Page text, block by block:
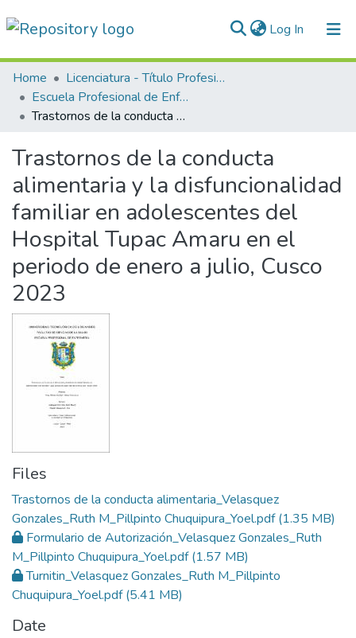
Log In (current)
Communities & Collections
All of DSpace
Normativas
Home
Licenciatura - Título Profesional
Escuela Profesional de Enfermería
Trastornos de la conducta alimentaria y la disfuncionalidad familiar en adolescentes del Hospital Tupac Amaru en el periodo de enero a julio, Cusco 2023
Trastornos de la conducta
alimentaria y la disfuncionalidad
familiar en adolescentes del
Hospital Tupac Amaru en el
periodo de enero a julio, Cusco
2023
Files
Trastornos de la conducta alimentaria_Velasquez
Gonzales_Ruth M_Pillpinto Chuquipura_Yoel.pdf(1.35 MB)
Formulario de Autorización_Velasquez Gonzales_Ruth
M_Pillpinto Chuquipura_Yoel.pdf(1.57 MB)
Turnitin_Velasquez Gonzales_Ruth M_Pillpinto
Chuquipura_Yoel.pdf(5.41 MB)
Date